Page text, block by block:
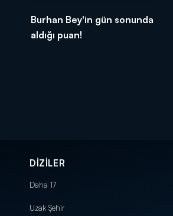
Burhan Bey'in gün sonunda
aldığı puan!
DİZİLER
Daha 17
Uzak Şehir